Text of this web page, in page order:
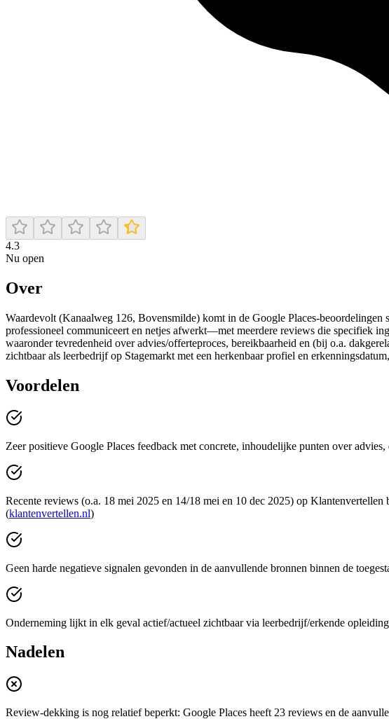
4.3
Nu open
Over
Waardevolt (Kanaalweg 126, Bovensmilde) komt in de Google Places-
professioneel communiceert en netjes afwerkt—met meerdere reviews die specifiek
waaronder tevredenheid over advies/offerteproces, bereikbaarheid en (bij o.a.
zichtbaar als leerbedrijf op Stagemarkt met een herkenbaar profiel en
Voordelen
Zeer positieve Google Places feedback met concrete, inhoudelijke punten over
Recente reviews (o.a. 18 mei 2025 en 14/18 mei en 10 dec 2025) op
(klantenvertellen.nl)
Geen harde negatieve signalen gevonden in de aanvullende bronnen binnen de
Onderneming lijkt in elk geval actief/actueel zichtbaar via leerbedrijf/erkende
Nadelen
Review-dekking is nog relatief beperkt: Google Places heeft 23 reviews en de